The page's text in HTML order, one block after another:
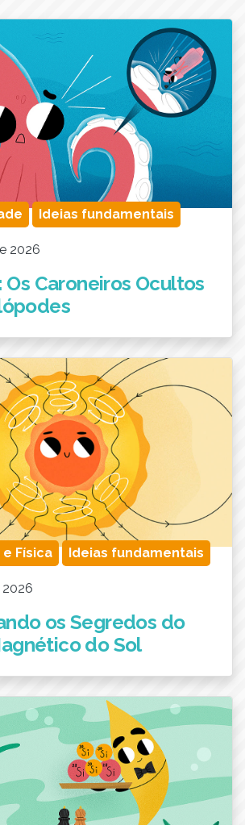
Ideias fundamentais
2026
Os Caroneiros Ocultos
Física Ideias fundamentais
2026
os Segredos do
do Sol